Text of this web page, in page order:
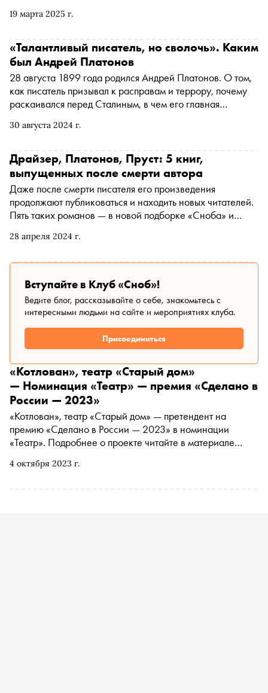
19 марта 2025 г.
коллектива «Место», лауреат премии «Золотая Маска»
в номинации «Лучший спектакль в драме, малая
форма» и еще одной «Маски» за спектакль «Морфий»
(Псковский театр драмы) в номинации «Лучшая работа
художника по костюмам». Режиссерский почерк Антона
Федорова уникален. Безусловно, он в каком-то смысле
творец нового языка и новой театральной реальности. В
конце февраля он впервые представил новый спектакль
разобраться в причинах его успеха и сформулировать
основные особенности его режиссуры
30 августа 2024 г.
«Талантливый писатель, но сволочь». Каким
был Андрей Платонов
28 августа 1899 года родился Андрей Платонов. О том,
как писатель призывал к расправам и террору, почему
раскаивался перед Сталиным, в чем его главная
экзистенциалист — в материале «Сноба»
28 апреля 2024 г.
Драйзер, Платонов, Пруст: 5 книг,
выпущенных после смерти автора
Даже после смерти писателя его произведения
продолжают публиковаться и находить новых читателей.
Пять таких романов — в новой подборке «Сноба» и
Вступайте в Клуб «Сноб»!
Ведите блог, рассказывайте о себе, знакомьтесь с
интересными людьми на сайте и мероприятиях клуба.
Присоединиться
4 октября 2023 г.
«Котлован», театр «Старый дом»
— Номинация «Театр» — премия «Сделано в
России — 2023»
«Котлован», театр «Старый дом» — претендент на
премию «Сделано в России — 2023» в номинации
«Театр». Подробнее о проекте читайте в материале
Premium&Private». Технологический партнер —